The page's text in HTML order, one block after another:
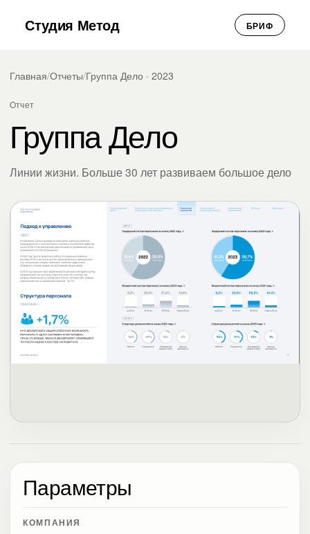
Студия Метод БРИФ
Главная/Отчеты/Группа Дело · 2023
Отчет
Группа Дело
Линии жизни. Больше 30 лет развиваем большое дело
Параметры
КОМПАНИЯ